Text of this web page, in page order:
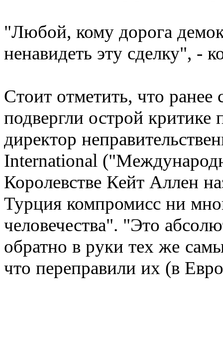
"Любой, кому дорога
ненавидеть эту сделку", -
Стоит отметить, что
подвергли острой
директор
International
Королевстве Кейт Аллен
Турция компромисс ни
человечества". "Это
обратно в руки тех же
что переправили их (в